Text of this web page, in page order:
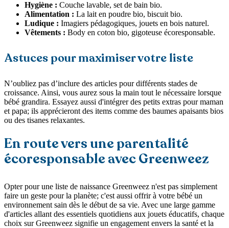
Hygiène : Couche lavable, set de bain bio.
Alimentation : La lait en poudre bio, biscuit bio.
Ludique : Imagiers pédagogiques, jouets en bois naturel.
Vêtements : Body en coton bio, gigoteuse écoresponsable.
Astuces pour maximiser votre liste
N’oubliez pas d’inclure des articles pour différents stades de
croissance. Ainsi, vous aurez sous la main tout le nécessaire lorsque
bébé grandira. Essayez aussi d'intégrer des petits extras pour maman
et papa; ils apprécieront des items comme des baumes apaisants bios
ou des tisanes relaxantes.
En route vers une parentalité
écoresponsable avec Greenweez
Opter pour une liste de naissance Greenweez n'est pas simplement
faire un geste pour la planète; c'est aussi offrir à votre bébé un
environnement sain dès le début de sa vie. Avec une large gamme
d'articles allant des essentiels quotidiens aux jouets éducatifs, chaque
choix sur Greenweez signifie un engagement envers la santé et la